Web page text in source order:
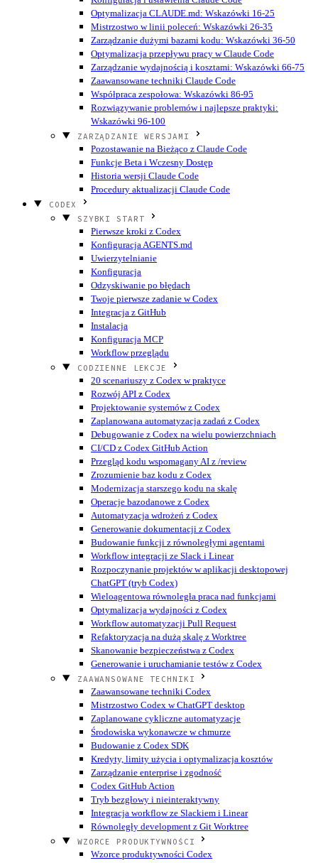
Optymalizacja CLAUDE.md: Wskazówki 16-25
Mistrzostwo w linii poleceń: Wskazówki 26-35
Zarządzanie dużymi bazami kodu: Wskazówki 36-50
Optymalizacja przepływu pracy w Claude Code
Zarządzanie wydajnością i kosztami: Wskazówki 66-75
Zaawansowane techniki Claude Code
Współpraca zespołowa: Wskazówki 86-95
Rozwiązywanie problemów i najlepsze praktyki:
Wskazówki 96-100
ZARZĄDZANIE WERSJAMI
Pozostawanie na Bieżąco z Claude Code
Funkcje Beta i Wczesny Dostęp
Historia wersji Claude Code
Procedury aktualizacji Claude Code
CODEX
SZYBKI START
Pierwsze kroki z Codex
Konfiguracja AGENTS.md
Uwierzytelnianie
Konfiguracja
Odzyskiwanie po błędach
Twoje pierwsze zadanie w Codex
Integracja z GitHub
Instalacja
Konfiguracja MCP
Workflow przeglądu
CODZIENNE LEKCJE
20 scenariuszy z Codex w praktyce
Rozwój API z Codex
Projektowanie systemów z Codex
Zaplanowana automatyzacja zadań z Codex
Debugowanie z Codex na wielu powierzchniach
CI/CD z Codex GitHub Action
Przegląd kodu wspomagany AI z /review
Zrozumienie baz kodu z Codex
Modernizacja starszego kodu na skalę
Operacje bazodanowe z Codex
Automatyzacja wdrożeń z Codex
Generowanie dokumentacji z Codex
Budowanie funkcji z równoległymi agentami
Workflow integracji ze Slack i Linear
Rozpoczynanie projektów w aplikacji desktopowej
ChatGPT (tryb Codex)
Wieloagentowa równoległa praca nad funkcjami
Optymalizacja wydajności z Codex
Workflow automatyzacji Pull Request
Refaktoryzacja na dużą skalę z Worktree
Skanowanie bezpieczeństwa z Codex
Generowanie i uruchamianie testów z Codex
ZAAWANSOWANE TECHNIKI
Zaawansowane techniki Codex
Mistrzostwo Codex w ChatGPT desktop
Zaplanowane cykliczne automatyzacje
Środowiska wykonawcze w chmurze
Budowanie z Codex SDK
Kredyty, limity użycia i optymalizacja kosztów
Zarządzanie enterprise i zgodność
Codex GitHub Action
Tryb bezgłowy i nieinteraktywny
Integracja workflow ze Slackiem i Linear
Równoległy development z Git Worktree
WZORCE PRODUKTYWNOŚCI
Wzorce produktywności Codex